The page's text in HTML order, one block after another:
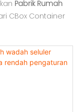
Pabrik Rumah
CBox Container